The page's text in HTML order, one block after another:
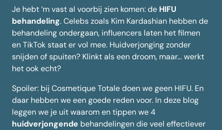
Je hebt ‘m vast al voorbij zien komen: de HIFU
behandeling. Celebs zoals Kim Kardashian hebben de
behandeling ondergaan, influencers laten het filmen
en TikTok staat er vol mee. Huidverjonging zonder
snijden of spuiten? Klinkt als een droom, maar… werkt
het ook echt?
Spoiler: bij Cosmetique Totale doen we geen HIFU. En
daar hebben we een goede reden voor. In deze blog
leggen we je uit waarom en tippen we 4
huidverjongende behandelingen die veel effectiever